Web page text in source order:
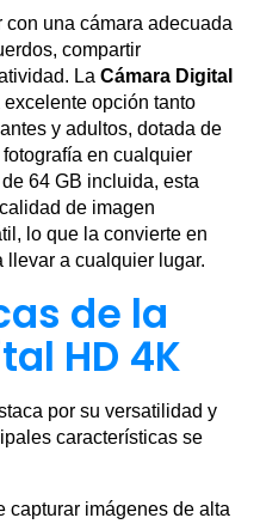
con una cámara adecuada
compartir
La Cámara Digital
opción tanto
y adultos, dotada de
en cualquier
64 GB incluida, esta
de imagen
lo que la convierte en
llevar a cualquier lugar.
de la
HD 4K
por su versatilidad y
características se
capturar imágenes de alta